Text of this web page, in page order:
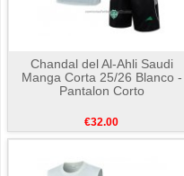
Chandal del Al-Ahli Saudi
Manga Corta 25/26 Blanco -
Pantalon Corto
€32.00